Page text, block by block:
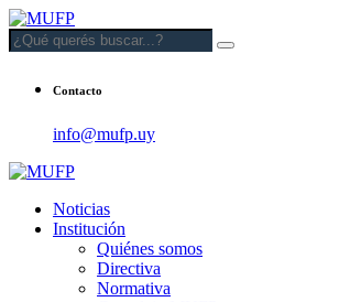
Contacto
info@mufp.uy
Noticias
Institución
Quiénes somos
Directiva
Normativa